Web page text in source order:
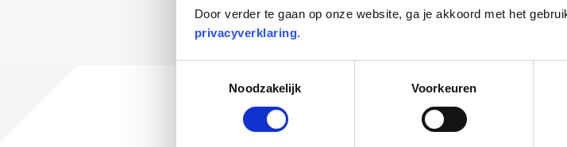
Door verder te gaan op onze website, ga je akkoord met het
privacyverklaring.
Noodzakelijk
Voorkeuren